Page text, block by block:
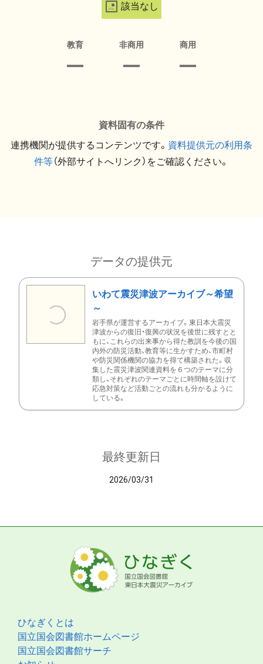
該当なし
教育 非商用 商用
資料固有の条件
連携機関が提供するコンテンツです。 資料提供元の利用条
件等（外部サイトへリンク）をご確認ください。
データの提供元
いわて震災津波アーカイブ～希望
～
岩手県が運営するアーカイブ。東日本大震災
津波からの復旧・復興の状況を後世に残すとと
もに、これらの出来事から得た教訓を今後の国
内外の防災活動、教育等に生かすため、市町村
や防災関係機関の協力を得て構築された。収
集した震災津波関連資料を６つのテーマに分
類し、それぞれのテーマごとに時間軸を設けて
応急対策など活動ごとの流れも分かるように
している。
最終更新日
2026/03/31
ひなぎくとは
国立国会図書館ホームページ
国立国会図書館サーチ